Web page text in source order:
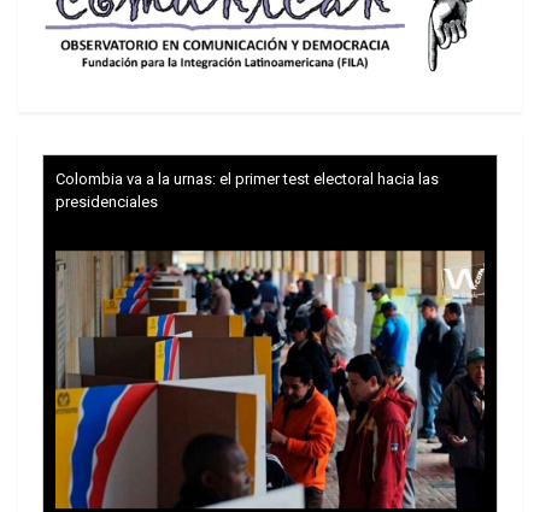
Humanos denunció que los muertos en el pueblo
de Maan, en la provincia de Hama, son 20
una misma familia, tres de ellos niños.
Colombia va a la urnas: el primer test electoral hacia las
presidenciales